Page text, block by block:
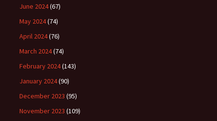
June 2024(67)
May 2024(74)
April 2024(76)
March 2024(74)
February 2024(143)
January 2024(90)
December 2023 (95)
November 2023 (109)